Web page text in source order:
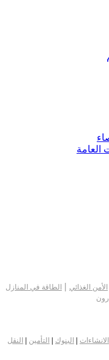
العامة
الأمن الغذائي | الطاقة في المنازل
الانشاءات البنوك التأمين
النقل